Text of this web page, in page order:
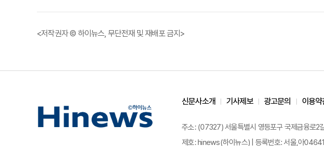
<저작권자 © 하이뉴스, 무단전재 및 재배포 금지>
신문사소개 기사제보 광고문의 이용약
주소: (07327) 서울특별시 영등포구 국제금융
제호: hinews(하이뉴스) | 등록번호: 서울,아